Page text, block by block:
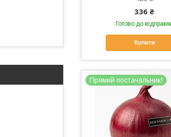
336 ₴
Готово до
Купити
Прямий постачальник!